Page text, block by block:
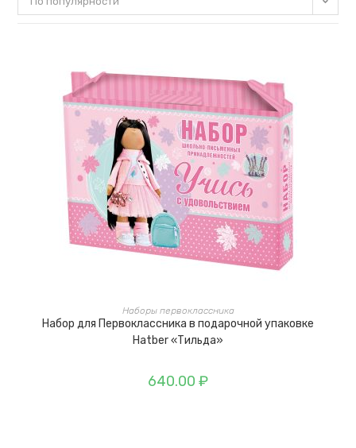
Наборы первоклассника
Набор для Первоклассника в подарочной упаковке
Hatber «Тильда»
640.00 ₽